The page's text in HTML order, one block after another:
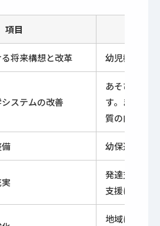
項目
将来構想と改革 幼児教育の
ステムの改善
あそびの環
す。また、
質の向上に
幼保連携型
発達支援の
支援に取り
地域に根差